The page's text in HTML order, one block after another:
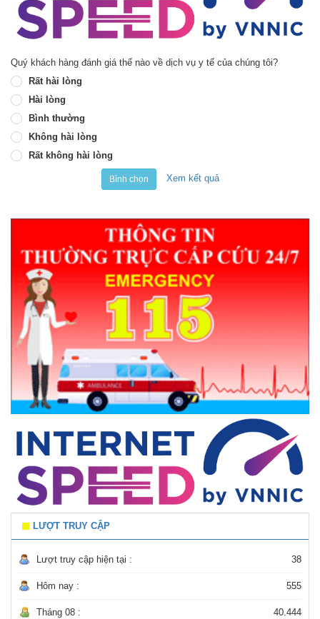
Quý khách hàng đánh giá thế nào về dịch vụ y tế của chúng tôi?
Rất hài lòng
Hài lòng
Bình thường
Không hài lòng
Rất không hài lòng
Bình chọn Xem kết quả
LƯỢT TRUY CẬP
Lượt truy cập hiện tại : 38
Hôm nay : 555
Tháng 08 : 40.444